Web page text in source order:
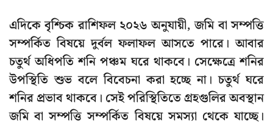
এদিকে বৃশ্চিক রাশিফল ২০২৬ অনুযায়ী, জমি বা সম্পত্তি
সম্পর্কিত বিষয়ে দুর্বল ফলাফল আসতে পারে। আবার
চতুর্থ অধিপতি শনি পঞ্চম ঘরে থাকবে। সেক্ষেত্রে শনির
উপস্থিতি শুভ বলে বিবেচনা করা হচ্ছে না। চতুর্থ ঘরে
শনির প্রভাব থাকবে। সেই পরিস্থিতিতে গ্রহগুলির অবস্থান
জমি বা সম্পত্তি সম্পর্কিত বিষয়ে সমস্যা থেকে যাচ্ছে।